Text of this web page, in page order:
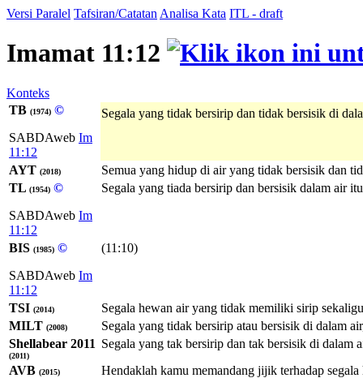
Versi Paralel Tafsiran/Catatan Analisa Kata ITL - draft
Imamat 11:12
Konteks
TB (1974) ©
SABDAweb Im
11:12
Segala yang tidak bersirip dan tidak bersisik di
AYT (2018)
Semua yang hidup di air yang tidak bersisik dan
TL (1954) ©
SABDAweb Im
11:12
Segala yang tiada bersirip dan bersisik dalam air
BIS (1985) ©
SABDAweb Im
11:12
(11:10)
TSI (2014)
Segala hewan air yang tidak memiliki sirip
MILT (2008)
Segala yang tidak bersirip atau bersisik di dalam
Shellabear 2011
(2011)
Segala yang tak bersirip dan tak bersisik di dalam
AVB (2015) Hendaklah kamu memandang jijik terhadap